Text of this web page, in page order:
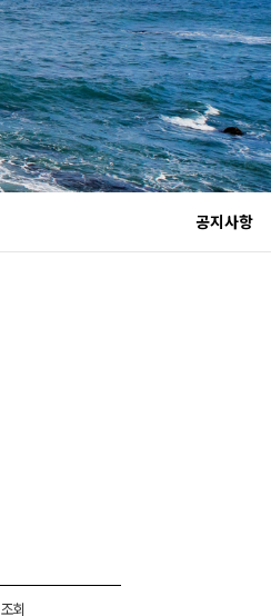
공지사항
조회